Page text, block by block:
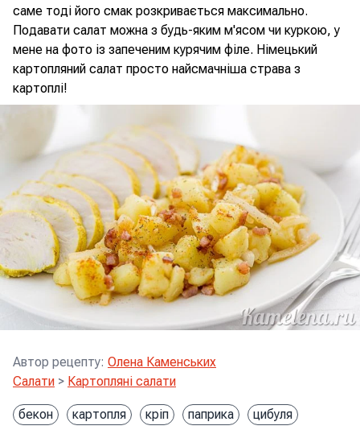
саме тоді його смак розкривається максимально.
Подавати салат можна з будь-яким м'ясом чи куркою, у
мене на фото із запеченим курячим філе. Німецький
картопляний салат просто найсмачніша страва з
картоплі!
Автор рецепту: Олена Каменських
Салати > Картопляні салати
бекон картопля кріп паприка цибуля